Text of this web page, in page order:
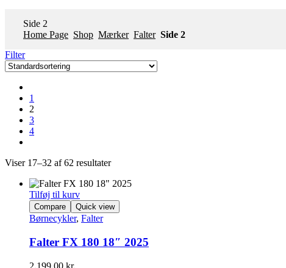
Side 2
Home Page Shop Mærker Falter Side 2
Filter
1
2
3
4
Viser 17–32 af 62 resultater
Tilføj til kurv
Compare Quick view
Børnecykler, Falter
Falter FX 180 18″ 2025
2.199,00 kr.